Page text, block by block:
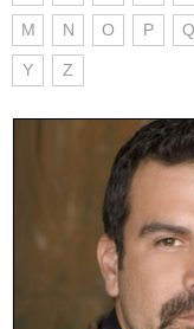
M N O P Q
Y Z